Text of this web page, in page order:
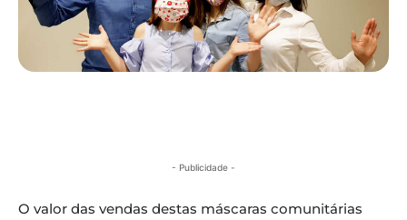
- Publicidade -
O valor das vendas destas máscaras comunitárias